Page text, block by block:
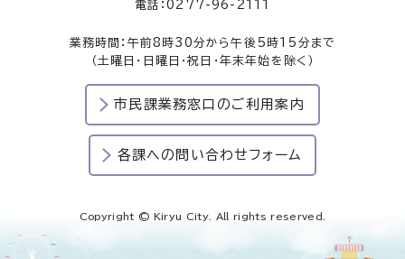
電話：0277-96-2111
業務時間：午前8時30分から午後5時15分まで
（土曜日・日曜日・祝日・年末年始を除く）
市民課業務窓口のご利用案内
各課への問い合わせフォーム
Copyright © Kiryu City. All rights reserved.